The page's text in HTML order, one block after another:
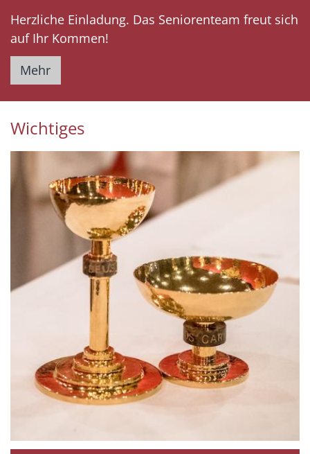
Herzliche Einladung. Das Seniorenteam freut sich
auf Ihr Kommen!
Mehr
Wichtiges